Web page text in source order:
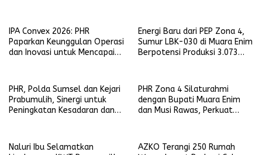
IPA Convex 2026: PHR
Paparkan Keunggulan Operasi
dan Inovasi untuk Mencapai
Energi Baru dari PEP Zona 4,
Sumur LBK-030 di Muara Enim
Berpotensi Produksi 3.073
PHR, Polda Sumsel dan Kejari
Prabumulih, Sinergi untuk
Peningkatan Kesadaran dan
PHR Zona 4 Silaturahmi
dengan Bupati Muara Enim
dan Musi Rawas, Perkuat
Naluri Ibu Selamatkan
AZKO Terangi 250 Rumah